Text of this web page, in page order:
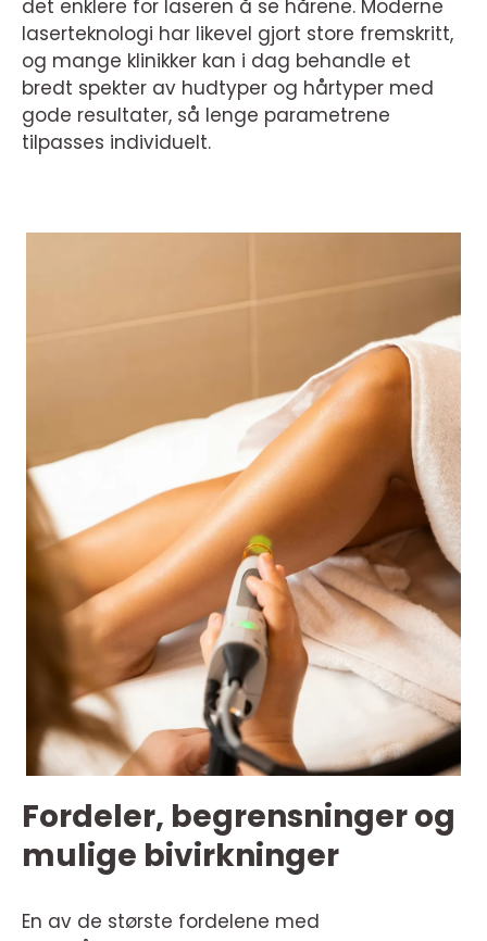
det enklere for laseren å se hårene. Moderne
laserteknologi har likevel gjort store fremskritt,
og mange klinikker kan i dag behandle et
bredt spekter av hudtyper og hårtyper med
gode resultater, så lenge parametrene
tilpasses individuelt.
Fordeler, begrensninger og
mulige bivirkninger
En av de største fordelene med